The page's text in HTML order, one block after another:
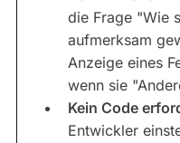
die Frage "Wie
aufmerksam
Anzeige eines
wenn sie
Kein Code
Entwickler